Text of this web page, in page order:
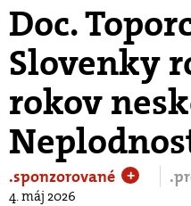
Doc.
Slovenky
rokov
.sponzorované +
4. máj 2026